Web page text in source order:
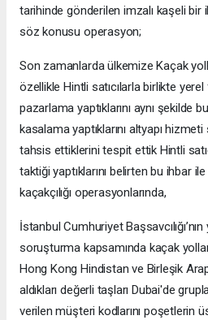
tarihinde gönderilen imzalı kaşeli
söz konusu operasyon;
Son zamanlarda ülkemize Kaçak
özellikle Hintli satıcılarla birlikte
pazarlama yaptıklarını aynı şekilde
kasalama yaptıklarını altyapı hizmeti
tahsis ettiklerini tespit ettik Hintli
taktiği yaptıklarını belirten bu ihbar
kaçakçılığı operasyonlarında,
İstanbul Cumhuriyet
soruşturma kapsamında kaçak
Hong Kong Hindistan ve Birleşik
aldıkları değerli taşları Dubai'de
verilen müşteri kodlarını poşetlerin